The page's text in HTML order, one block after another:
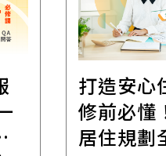
打造安心
修前必懂
居住規劃